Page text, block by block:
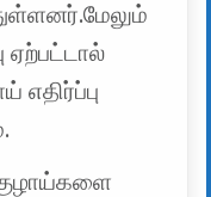
ஏற்பட்டால்
எதிர்ப்பு